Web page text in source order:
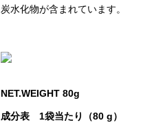
炭水化物が含まれています。
NET.WEIGHT 80g
成分表 1袋当たり（80 g）